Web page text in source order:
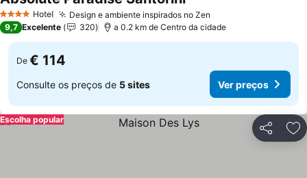
4 EstrelasHotel Design e ambiente inspirados no Zen
Ver preços
9,7 Excelente 320 a 0.2 km de Centro da cidade
De € 114
Consulte os preços de 5 sites Ver preços
Partilhar
Escolha popular